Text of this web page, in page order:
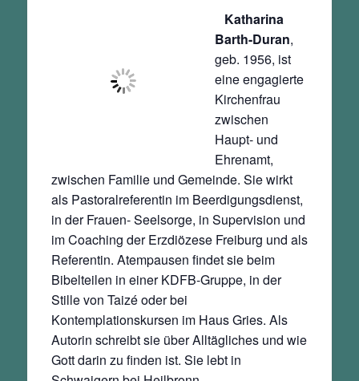
Katharina
Barth-Duran,
geb. 1956, ist
eine engagierte
Kirchenfrau
zwischen
Haupt- und
Ehrenamt,
zwischen Familie und Gemeinde. Sie wirkt
als Pastoralreferentin im Beerdigungsdienst,
in der Frauen- Seelsorge, in Supervision und
im Coaching der Erzdiözese Freiburg und als
Referentin. Atempausen findet sie beim
Bibelteilen in einer KDFB-Gruppe, in der
Stille von Taizé oder bei
Kontemplationskursen im Haus Gries. Als
Autorin schreibt sie über Alltägliches und wie
Gott darin zu finden ist. Sie lebt in